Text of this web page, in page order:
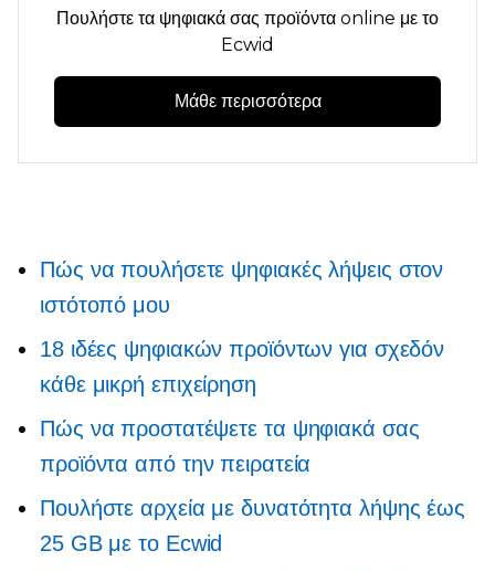
Πουλήστε τα ψηφιακά σας προϊόντα online με το
Ecwid
Μάθε περισσότερα
Πώς να πουλήσετε ψηφιακές λήψεις στον
ιστότοπό μου
18 ιδέες ψηφιακών προϊόντων για σχεδόν
κάθε μικρή επιχείρηση
Πώς να προστατέψετε τα ψηφιακά σας
προϊόντα από την πειρατεία
Πουλήστε αρχεία με δυνατότητα λήψης έως
25 GB με το Ecwid